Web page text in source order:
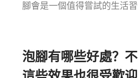
腳會是一個值得嘗試的生活習
泡腳有哪些好處？不